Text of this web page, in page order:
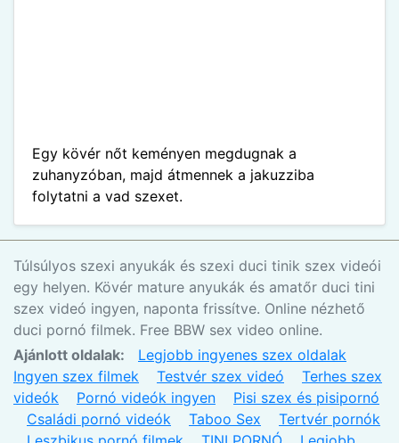
Egy kövér nőt keményen megdugnak a
zuhanyzóban, majd átmennek a jakuzziba
folytatni a vad szexet.
Túlsúlyos szexi anyukák és szexi duci tinik szex videói
egy helyen. Kövér mature anyukák és amatőr duci tini
szex videó ingyen, naponta frissítve. Online nézhető
duci pornó filmek. Free BBW sex video online.
Ajánlott oldalak:
Legjobb ingyenes szex oldalak
Ingyen szex filmek
Testvér szex videó
Terhes szex
videók
Pornó videók ingyen
Pisi szex és pisipornó
Családi pornó videók
Taboo Sex
Tertvér pornók